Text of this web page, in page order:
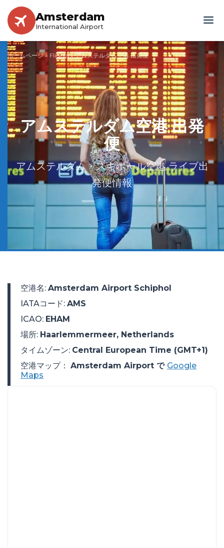
Amsterdam
International Airport
ホームページ» Flights»アムステルダム空港 出発便
アムステルダム空港 出発
便
アムステルダム・スキポール空港 ライブ出
発便情報
空港名: Amsterdam Airport Schiphol
IATAコード: AMS
ICAO: EHAM
場所: Haarlemmermeer, Netherlands
タイムゾーン: Central European Time (GMT+1)
空港マップ： Amsterdam Airport で Google
Maps